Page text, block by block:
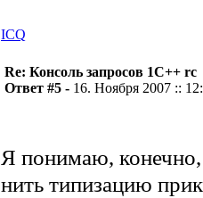
ICQ
Re: Консоль запросов 1С++ rc
Ответ #5 - 16. Ноября 2007 ::
Я понимаю,
нить типизацию